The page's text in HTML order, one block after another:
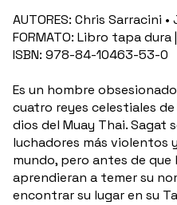
AUTORES: Chris Sarracini •
FORMATO: Libro tapa dura
ISBN: 978-84-10463-53-0
Es un hombre
cuatro reyes celestiales
dios del Muay Thai. Sagat
luchadores más violentos
mundo, pero antes de que
aprendieran a temer su
encontrar su lugar en su